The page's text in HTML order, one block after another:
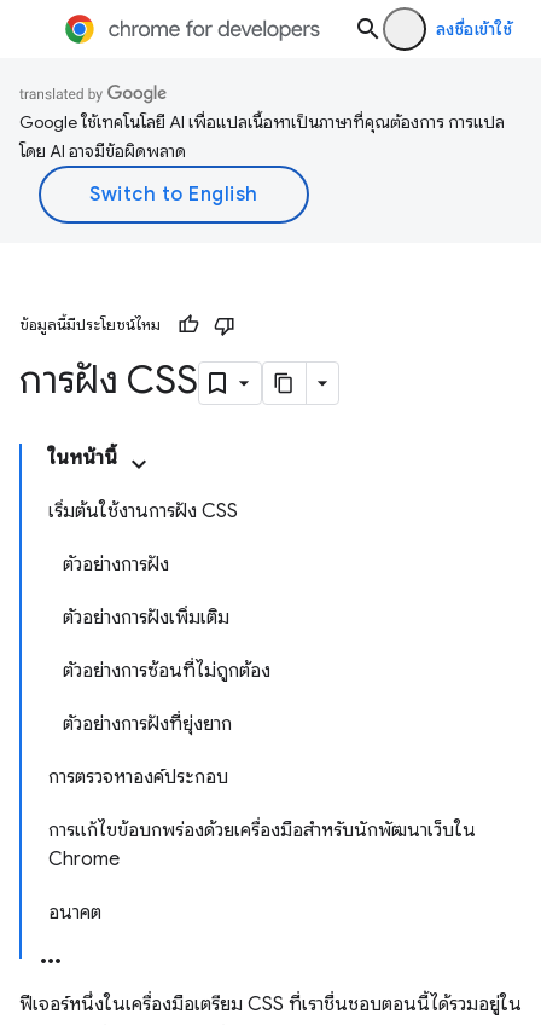
ลงชื่อเข้าใช้
Google ใช้เทคโนโลยี AI เพื่อแปลเนื้อหาเป็นภาษาที่คุณต้องการ การแปล
โดย AI อาจมีข้อผิดพลาด
ข้อมูลนี้มีประโยชน์ไหม
การฝัง CSS
ในหน้านี้
เริ่มต้นใช้งานการฝัง CSS
ตัวอย่างการฝัง
ตัวอย่างการฝังเพิ่มเติม
ตัวอย่างการซ้อนที่ไม่ถูกต้อง
ตัวอย่างการฝังที่ยุ่งยาก
การตรวจหาองค์ประกอบ
การแก้ไขข้อบกพร่องด้วยเครื่องมือสำหรับนักพัฒนาเว็บใน
Chrome
อนาคต
ฟีเจอร์หนึ่งในเครื่องมือเตรียม CSS ที่เราชื่นชอบตอนนี้ได้รวมอยู่ใน